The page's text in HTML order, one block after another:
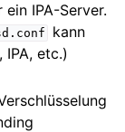
ein IPA-Server.
kann
IPA, etc.)